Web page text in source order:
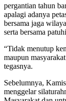
pergantian tahun
apalagi adanya
bersama jaga
serta bersama
“Tidak menutup
maupun
tegasnya.
Sebelumnya,
menggelar